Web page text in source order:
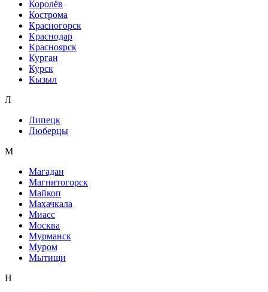
Королёв
Кострома
Красногорск
Краснодар
Красноярск
Курган
Курск
Кызыл
Л
Липецк
Люберцы
М
Магадан
Магнитогорск
Майкоп
Махачкала
Миасс
Москва
Мурманск
Муром
Мытищи
Н